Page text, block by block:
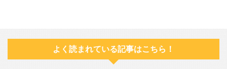
よく読まれている記事はこちら！